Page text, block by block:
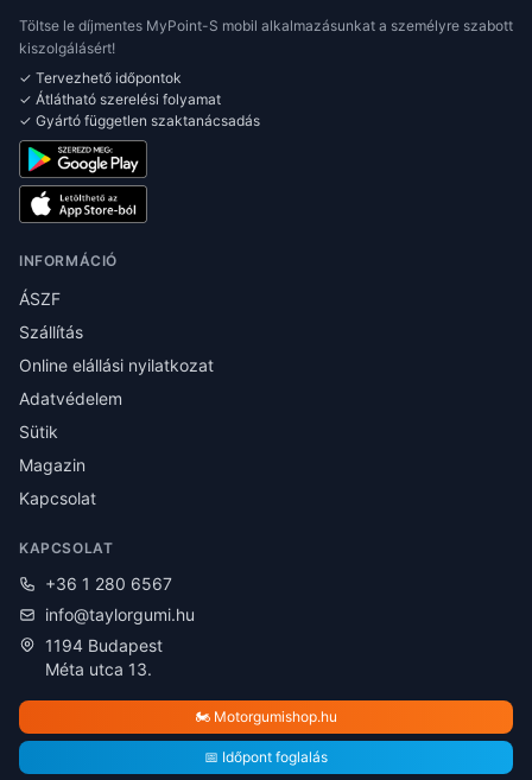
Töltse le díjmentes MyPoint-S mobil alkalmazásunkat a személyre szabott
kiszolgálásért!
✓ Tervezhető időpontok
✓ Átlátható szerelési folyamat
✓ Gyártó független szaktanácsadás
INFORMÁCIÓ
ÁSZF
Szállítás
Online elállási nyilatkozat
Adatvédelem
Sütik
Magazin
Kapcsolat
KAPCSOLAT
+36 1 280 6567
info@taylorgumi.hu
1194 Budapest
Méta utca 13.
🏍️ Motorgumishop.hu
📅 Időpont foglalás